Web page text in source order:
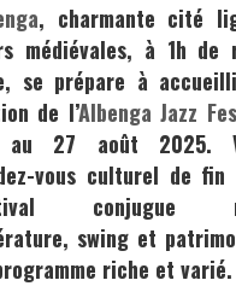
, charmante cité
médiévales, à 1h de
se prépare à
de l’Albenga Jazz
27 août 2025.
vous culturel de fin
conjugue
swing et
riche et varié.